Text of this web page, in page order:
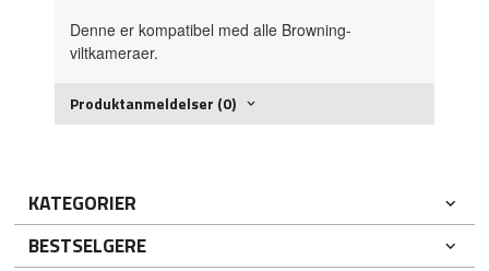
Denne er kompatibel med alle Browning-
viltkameraer.
Produktanmeldelser (0)
KATEGORIER
BESTSELGERE